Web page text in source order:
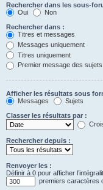
Rechercher dans les sous-
Oui
Non
Rechercher dans :
Titres et messages
Messages uniquement
Titres uniquement
Premier message des
Afficher les résultats sous
Messages
Sujets
Classer les résultats par :
Rechercher depuis :
Renvoyer les :
Définir à 0 pour afficher
premiers caractères